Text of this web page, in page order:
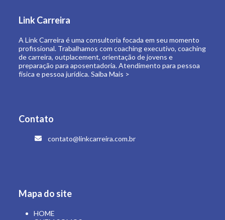
física e pessoa jurídica.
Contato
Mapa do site
E-BOOKS
ARTIGOS
ÁREA RESTRITA